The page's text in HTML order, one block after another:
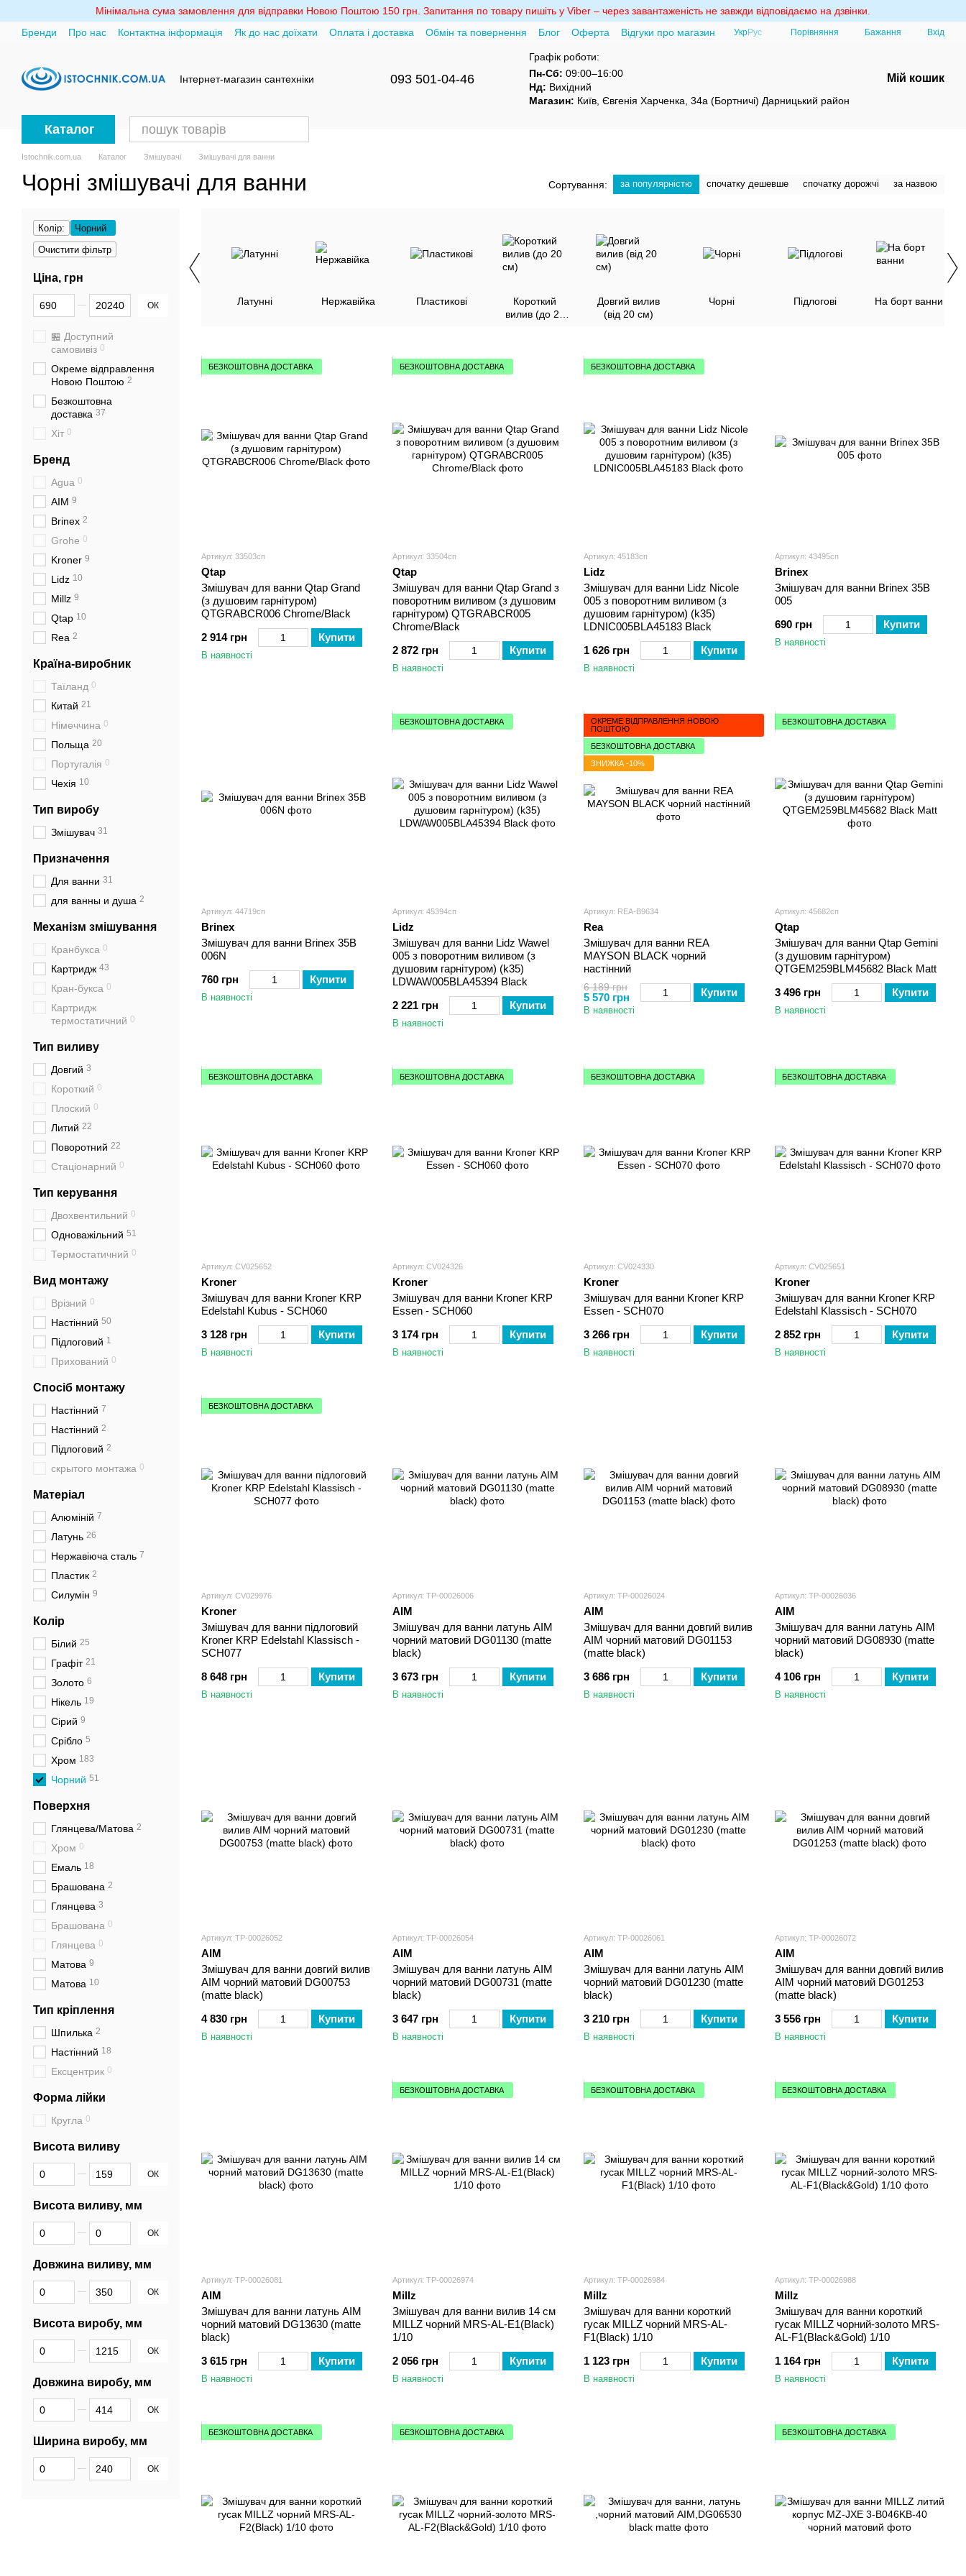
Перейти до основного контентуМінімальна сума замовлення для відправки Новою Поштою 150 грн. Запитання по товару пишіть у Viber – через завантаженість не завжди відповідаємо на дзвінки.
Бренди
Про нас Контактна інформація Як до нас доїхати Оплата і доставка Обмін та повернення Блог Оферта
Відгуки про магазин
УкрРус Порівняння Бажання Вхід
Інтернет-магазин сантехніки 093 501-04-46
Графік роботи:
Пн-Сб: 09:00–16:00
Нд: Вихідний
Магазин: Київ, Євгенія Харченка, 34а (Бортничі) Дарницький район
Мій кошик
Каталог
Istochnik.com.ua Каталог Змішувачі Змішувачі для ванни
Чорні змішувачі для ванни Сортування: за популярністю спочатку дешевше спочатку дорожчі за назвою
Латунні Нержавійка Пластикові
Короткий
вилив (до 20
Довгий вилив
(від 20 см)
Чорні Підлогові На борт ванни
БЕЗКОШТОВНА ДОСТАВКА
Артикул: 33503сп
Qtap
Змішувач для ванни Qtap Grand
(з душовим гарнітуром)
QTGRABCR006 Chrome/Black
2 914 грн
Купити
В наявності
БЕЗКОШТОВНА ДОСТАВКА
Артикул: 33504сп
Qtap
Змішувач для ванни Qtap Grand з
поворотним виливом (з душовим
гарнітуром) QTGRABCR005
Chrome/Black
2 872 грн
Купити
В наявності
БЕЗКОШТОВНА ДОСТАВКА
Артикул: 45183сп
Lidz
Змішувач для ванни Lidz Nicole
005 з поворотним виливом (з
душовим гарнітуром) (k35)
LDNIC005BLA45183 Black
1 626 грн
Купити
В наявності
Артикул: 43495сп
Brinex
Змішувач для ванни Brinex 35B
005
690 грн
Купити
В наявності
Артикул: 44719сп
Brinex
Змішувач для ванни Brinex 35B
006N
760 грн
Купити
В наявності
БЕЗКОШТОВНА ДОСТАВКА
Артикул: 45394сп
Lidz
Змішувач для ванни Lidz Wawel
005 з поворотним виливом (з
душовим гарнітуром) (k35)
LDWAW005BLA45394 Black
2 221 грн
Купити
В наявності
ОКРЕМЕ ВІДПРАВЛЕННЯ НОВОЮ
ПОШТОЮ
БЕЗКОШТОВНА ДОСТАВКА
ЗНИЖКА -10%
Артикул: REA-B9634
Rea
Змішувач для ванни REA
MAYSON BLACK чорний
настінний
6 189 грн
5 570 грн Купити
В наявності
БЕЗКОШТОВНА ДОСТАВКА
Артикул: 45682сп
Qtap
Змішувач для ванни Qtap Gemini
(з душовим гарнітуром)
QTGEM259BLM45682 Black Matt
3 496 грн
Купити
В наявності
БЕЗКОШТОВНА ДОСТАВКА
Артикул: CV025652
Kroner
Змішувач для ванни Kroner KRP
Edelstahl Kubus - SCH060
3 128 грн
Купити
В наявності
БЕЗКОШТОВНА ДОСТАВКА
Артикул: CV024326
Kroner
Змішувач для ванни Kroner KRP
Essen - SCH060
3 174 грн
Купити
В наявності
БЕЗКОШТОВНА ДОСТАВКА
Артикул: CV024330
Kroner
Змішувач для ванни Kroner KRP
Essen - SCH070
3 266 грн
Купити
В наявності
БЕЗКОШТОВНА ДОСТАВКА
Артикул: CV025651
Kroner
Змішувач для ванни Kroner KRP
Edelstahl Klassisch - SCH070
2 852 грн
Купити
В наявності
БЕЗКОШТОВНА ДОСТАВКА
Артикул: CV029976
Kroner
Змішувач для ванни підлоговий
Kroner KRP Edelstahl Klassisch -
SCH077
8 648 грн
Купити
В наявності
Артикул: ТР-00026006
AIM
Змішувач для ванни латунь AIM
чорний матовий DG01130 (matte
black)
3 673 грн
Купити
В наявності
Артикул: ТР-00026024
AIM
Змішувач для ванни довгий вилив
AIM чорний матовий DG01153
(matte black)
3 686 грн
Купити
В наявності
Артикул: ТР-00026036
AIM
Змішувач для ванни латунь AIM
чорний матовий DG08930 (matte
black)
4 106 грн
Купити
В наявності
Артикул: ТР-00026052
AIM
Змішувач для ванни довгий вилив
AIM чорний матовий DG00753
(matte black)
4 830 грн
Купити
В наявності
Артикул: ТР-00026054
AIM
Змішувач для ванни латунь AIM
чорний матовий DG00731 (matte
black)
3 647 грн
Купити
В наявності
Артикул: ТР-00026061
AIM
Змішувач для ванни латунь AIM
чорний матовий DG01230 (matte
black)
3 210 грн
Купити
В наявності
Артикул: ТР-00026072
AIM
Змішувач для ванни довгий вилив
AIM чорний матовий DG01253
(matte black)
3 556 грн
Купити
В наявності
Артикул: ТР-00026081
AIM
Змішувач для ванни латунь AIM
чорний матовий DG13630 (matte
black)
3 615 грн
Купити
В наявності
БЕЗКОШТОВНА ДОСТАВКА
Артикул: ТР-00026974
Millz
Змішувач для ванни вилив 14 см
MILLZ чорний MRS-AL-E1(Black)
1/10
2 056 грн
Купити
В наявності
БЕЗКОШТОВНА ДОСТАВКА
Артикул: ТР-00026984
Millz
Змішувач для ванни короткий
гусак MILLZ чорний MRS-AL-
F1(Black) 1/10
1 123 грн
Купити
В наявності
БЕЗКОШТОВНА ДОСТАВКА
Артикул: ТР-00026988
Millz
Змішувач для ванни короткий
гусак MILLZ чорний-золото MRS-
AL-F1(Black&Gold) 1/10
1 164 грн
Купити
В наявності
БЕЗКОШТОВНА ДОСТАВКА БЕЗКОШТОВНА ДОСТАВКА БЕЗКОШТОВНА ДОСТАВКА
Колір:
Чорний
Очистити фільтр
Ціна, грн
Від Ціна, грн
До Ціна, грн ОК
🏪 Доступний
самовивіз 0
Окреме відправлення
Новою Поштою 2
Безкоштовна
доставка 37
Хіт 0
Бренд
Agua 0
AIM 9
Brinex 2
Grohe 0
Kroner 9
Lidz 10
Millz 9
Qtap 10
Rea 2
Країна-виробник
Таїланд 0
Китай 21
Німеччина 0
Польща 20
Португалія 0
Чехія 10
Тип виробу
Змішувач 31
Призначення
Для ванни 31
для ванны и душа 2
Механізм змішування
Кранбукса 0
Картридж 43
Кран-букса 0
Картридж
термостатичний 0
Тип виливу
Довгий 3
Короткий 0
Плоский 0
Литий 22
Поворотний 22
Стаціонарний 0
Тип керування
Двохвентильний 0
Одноважільний 51
Термостатичний 0
Вид монтажу
Врізний 0
Настінний 50
Підлоговий 1
Прихований 0
Спосіб монтажу
Настінний 7
Настінний 2
Підлоговий 2
скрытого монтажа 0
Матеріал
Алюміній 7
Латунь 26
Нержавіюча сталь 7
Пластик 2
Силумін 9
Колір
Білий 25
Графіт 21
Золото 6
Нікель 19
Сірий 9
Срібло 5
Хром 183
Чорний 51
Поверхня
Глянцева/Матова 2
Хром 0
Емаль 18
Брашована 2
Глянцева 3
Брашована 0
Глянцева 0
Матова 9
Матова 10
Тип кріплення
Шпилька 2
Настінний 18
Ексцентрик 0
Форма лійки
Кругла 0
Висота виливу
Від Висота виливу
До Висота виливу ОК
Висота виливу, мм
Від Висота виливу, мм
До Висота виливу, мм ОК
Довжина виливу, мм
Від Довжина виливу, мм
До Довжина виливу, мм ОК
Висота виробу, мм
Від Висота виробу, мм
До Висота виробу, мм ОК
Довжина виробу, мм
Від Довжина виробу, мм
До Довжина виробу, мм ОК
Ширина виробу, мм
Від Ширина виробу, мм
До Ширина виробу, мм ОК